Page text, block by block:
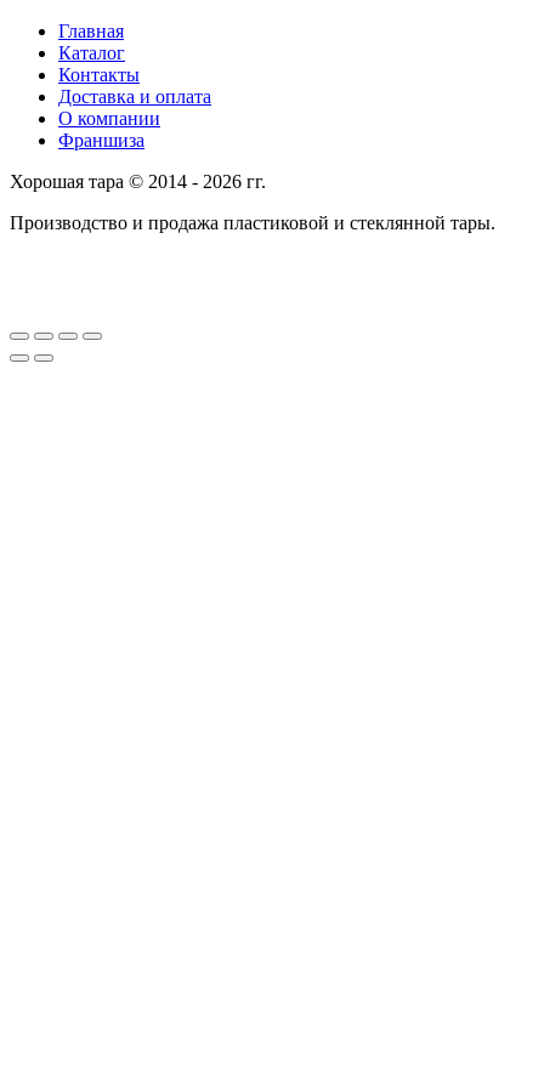
Главная
Каталог
Контакты
Доставка и оплата
О компании
Франшиза
Хорошая тара © 2014 - 2026 гг.
Производство и продажа пластиковой и стеклянной тары.